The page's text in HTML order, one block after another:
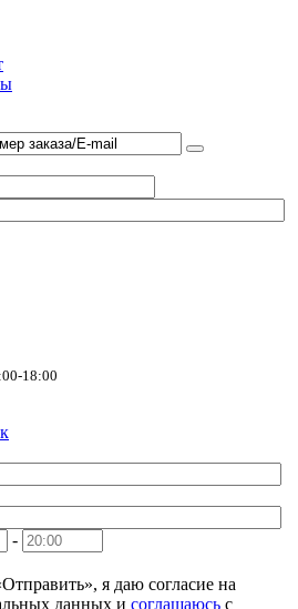
18:00
-
я даю согласие на
данных и соглашаюсь с